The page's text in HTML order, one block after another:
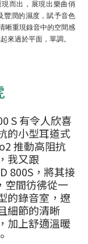
而出，展現出樂曲俏
豐潤的濕度，賦予音色
晰重現錄音中的空間感
來過於平面，單調。
S 有令人欣喜
的小型耳道式
推動高阻抗
我又跟
800S，將其接
空間彷彿從一
的錄音室，遼
細節的清晰
加上舒適溫暖